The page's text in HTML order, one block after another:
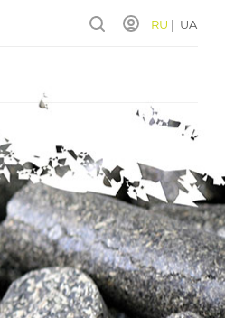
RU | UA